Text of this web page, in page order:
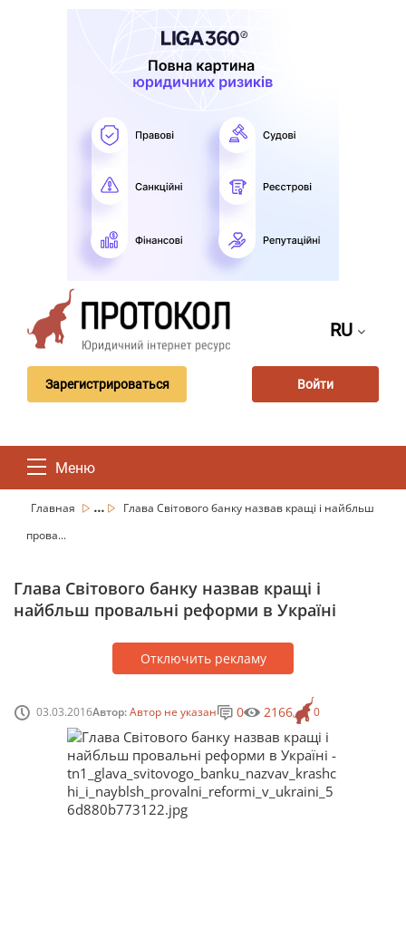
RU
Зарегистрироваться Войти
Меню
Главная ...
Глава Світового банку назвав кращі і найбльш
прова...
Глава Світового банку назвав кращі і
найбльш провальні реформи в Україні
Отключить рекламу
03.03.2016Автор:Автор не указан 0
0 2166